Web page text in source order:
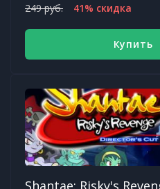
249 руб. 41% скидка
Купить
Shantae: Risky's